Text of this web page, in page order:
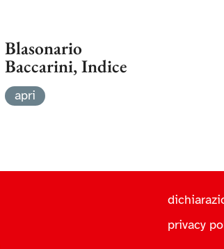
Blasonario
Baccarini, Indice
apri
privacy